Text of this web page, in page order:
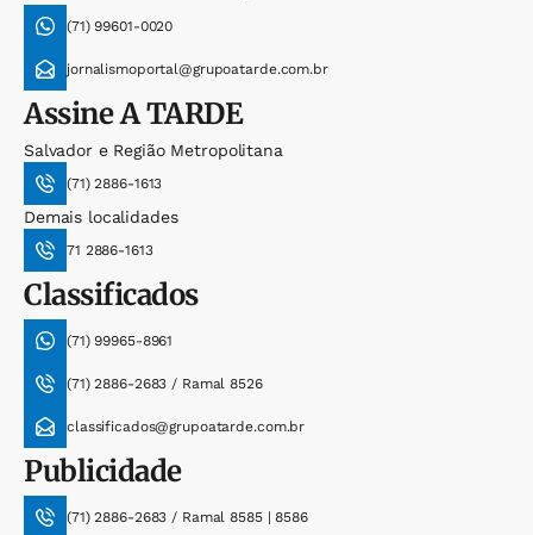
(71) 99601-0020
jornalismoportal@grupoatarde.com.br
AssineA TARDE
Salvador e Região Metropolitana
(71) 2886-1613
Demais localidades
71 2886-1613
Classificados
(71) 99965-8961
(71) 2886-2683 / Ramal 8526
classificados@grupoatarde.com.br
Publicidade
(71) 2886-2683 / Ramal 8585 | 8586